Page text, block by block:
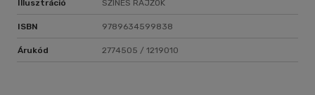
Illusztráció SZÍNES RAJZOK
ISBN 9789634599838
Árukód 2774505 / 1219010